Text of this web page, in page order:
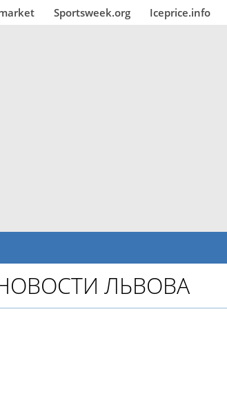
Sportsweek.org Iceprice.info
ЛЬВОВА